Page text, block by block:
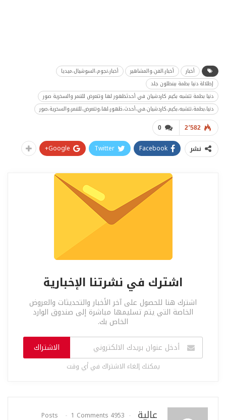
أخبار أخبار،الفن،والمشاهير
أخبار،نجوم،السوشيال،ميديا
إطلالة دنيا بطمة ببنطلون جلد
دنيا بطمة تتشبه بكيم كاردشيان في أحدثظهور لها وتتعرض للتنمر والسخرية صور
دنيا،بطمة،تتشبه،بكيم،كاردشيان،في،أحدث،ظهور،لها،وتتعرض،للتنمر،والسخرية،صور
0 2٬582
نشر Facebook
Twitter
Google+
اشترك في نشرتنا الإخبارية
اشترك هنا للحصول على آخر الأخبار والتحديثات والعروض
الخاصة التي يتم تسليمها مباشرة إلى صندوق الوارد
الخاص بك.
الاشتراك
يمكنك إلغاء الاشتراك في أي وقت
عالية 4953 Posts
1 Comments